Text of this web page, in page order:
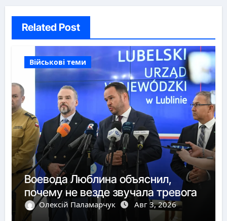
Related Post
Військові теми
Воевода Люблина объяснил,
почему не везде звучала тревога
Олексій Паламарчук Авг 3, 2026